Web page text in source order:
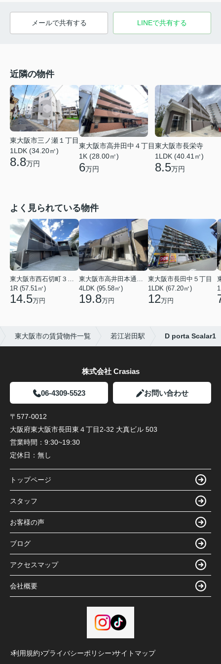
メールで共有する LINEで共有する
近隣の物件
東大阪市三ノ瀬１丁目
1LDK (34.20㎡)
8.8万円
東大阪市高井田中４丁目
1K (28.00㎡)
6万円
東大阪市長栄寺
1LDK (40.41㎡)
8.5万円
よく見られている物件
東大阪市西石切町３丁目
1R (57.51㎡)
14.5万円
東大阪市高井田本通２丁目
4LDK (95.58㎡)
19.8万円
東大阪市長田中５丁目
1LDK (67.20㎡)
12万円
東大阪市の賃貸物件一覧 若江岩田駅 D porta Scalar1
株式会社 Crasias
06-4309-5523 お問い合わせ
〒577-0012
大阪府東大阪市長田東４丁目2-32 大真ビル 503
営業時間： 9:30~19:30
定休日： 無し
トップページ
スタッフ
お客様の声
ブログ
アクセスマップ
会社概要
利用規約 プライバシーポリシー サイトマップ